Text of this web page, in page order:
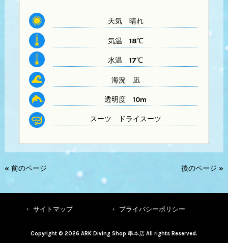
天気晴れ
気温 18℃
水温 17℃
海況 凪
透明度 10m
スーツ ドライスーツ
« 前のページ 後のページ »
サイトマップ プライバシーポリシー
Copyright © 2026 ARK Diving Shop 串本店 All rights Reserved.